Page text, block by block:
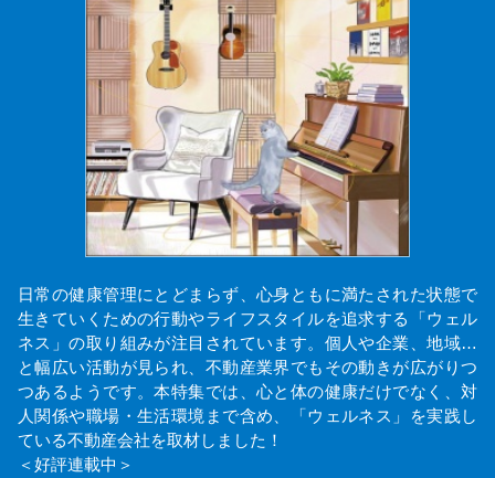
日常の健康管理にとどまらず、心身ともに満たされた状態で
生きていくための行動やライフスタイルを追求する「ウェル
ネス」の取り組みが注目されています。個人や企業、地域…
と幅広い活動が見られ、不動産業界でもその動きが広がりつ
つあるようです。本特集では、心と体の健康だけでなく、対
人関係や職場・生活環境まで含め、「ウェルネス」を実践し
ている不動産会社を取材しました！
＜好評連載中＞